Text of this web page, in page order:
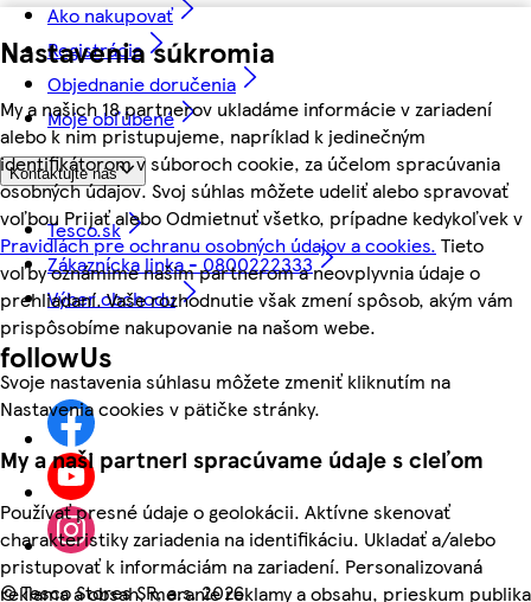
Nastavenia súkromia
My a našich 18 partnerov ukladáme informácie v zariadení
alebo k nim pristupujeme, napríklad k jedinečným
identifikátorom v súboroch cookie, za účelom spracúvania
osobných údajov. Svoj súhlas môžete udeliť alebo spravovať
voľbou Prijať alebo Odmietnuť všetko, prípadne kedykoľvek v
Pravidlách pre ochranu osobných údajov a cookies. Tieto
voľby oznámime našim partnerom a neovplyvnia údaje o
prehliadaní. Vaše rozhodnutie však zmení spôsob, akým vám
prispôsobíme nakupovanie na našom webe.
Svoje nastavenia súhlasu môžete zmeniť kliknutím na
Nastavenia cookies v pätičke stránky.
My a naši partneri spracúvame údaje s cieľom
Používať presné údaje o geolokácii. Aktívne skenovať
charakteristiky zariadenia na identifikáciu. Ukladať a/alebo
pristupovať k informáciám na zariadení. Personalizovaná
reklama a obsah, meranie reklamy a obsahu, prieskum publika
Ako nakupovať
Registrácia
Objednanie doručenia
Moje obľúbené
Kontaktujte nás
Tesco.sk
Zákaznícka linka - 0800222333
Výber obchodu
followUs
©Tesco Stores SR, a.s. 2026